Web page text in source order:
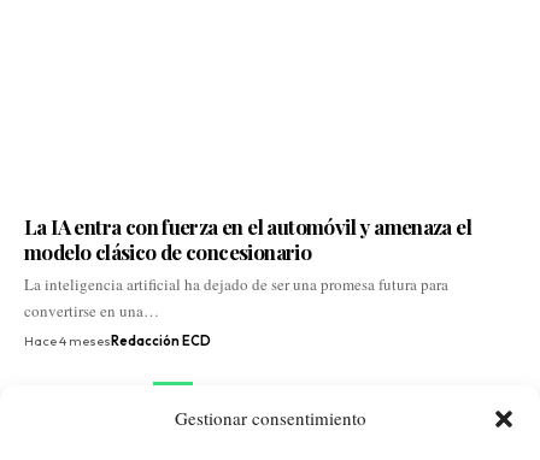
Gestionar consentimiento
La IA entra con fuerza en el automóvil y amenaza el
modelo clásico de concesionario
La inteligencia artificial ha dejado de ser una promesa futura para
convertirse en una…
Hace 4 meses Redacción ECD